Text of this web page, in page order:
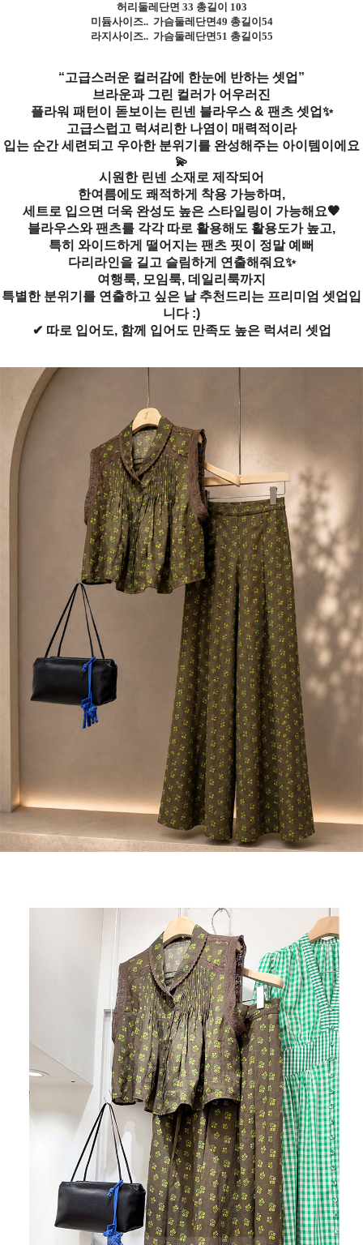
허리둘레단면 33 총길이 103
미듐사이즈.. 가슴둘레단면49 총길이54
라지사이즈.. 가슴둘레단면51 총길이55
“고급스러운 컬러감에 한눈에 반하는 셋업”
브라운과 그린 컬러가 어우러진
플라워 패턴이 돋보이는 린넨 블라우스 & 팬츠 셋업✨
고급스럽고 럭셔리한 나염이 매력적이라
입는 순간 세련되고 우아한 분위기를 완성해주는 아이템이에요
💫
시원한 린넨 소재로 제작되어
한여름에도 쾌적하게 착용 가능하며,
세트로 입으면 더욱 완성도 높은 스타일링이 가능해요🖤
블라우스와 팬츠를 각각 따로 활용해도 활용도가 높고,
특히 와이드하게 떨어지는 팬츠 핏이 정말 예뻐
다리라인을 길고 슬림하게 연출해줘요✨
여행룩, 모임룩, 데일리룩까지
특별한 분위기를 연출하고 싶은 날 추천드리는 프리미엄 셋업입
니다 :)
✔ 따로 입어도, 함께 입어도 만족도 높은 럭셔리 셋업